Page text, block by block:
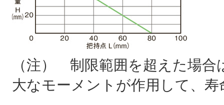
（注） 制限範囲を超えた場
大なモーメントが作用して、